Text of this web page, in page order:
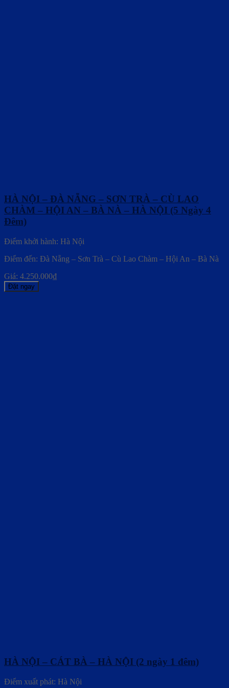
HÀ NỘI – ĐÀ NẴNG – SƠN TRÀ – CÙ LAO
CHÀM – HỘI AN – BÀ NÀ – HÀ NỘI (5 Ngày 4
Đêm)
Điểm khởi hành: Hà Nội
Điểm đến: Đà Nẵng – Sơn Trà – Cù Lao Chàm – Hội An – Bà Nà
Giá: 4.250.000₫
Đặt ngay
HÀ NỘI – CÁT BÀ – HÀ NỘI (2 ngày 1 đêm)
Điểm xuất phát: Hà Nội